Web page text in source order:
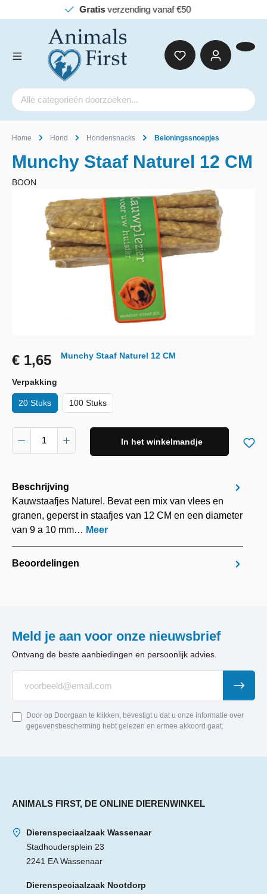
verzending vanaf €50
Home Hond Hondensnacks Beloningssnoepjes
Munchy Staaf Naturel 12 CM
BOON
€ 1,65 Munchy Staaf Naturel 12 CM
Verpakking
20 Stuks 100 Stuks
In het winkelmandje
Beschrijving
Kauwstaafjes Naturel. Bevat een mix van vlees en
granen, geperst in staafjes van 12 CM en een diameter
van 9 a 10 mm… Meer
Beoordelingen
Meld je aan voor onze nieuwsbrief
Ontvang de beste aanbiedingen en persoonlijk advies.
Door op Doorgaan te klikken, bevestigt u dat u onze informatie over
gegevensbescherming hebt gelezen en ermee akkoord gaat.
ANIMALS FIRST, DE ONLINE DIERENWINKEL
Dierenspeciaalzaak Wassenaar
Stadhoudersplein 23
2241 EA Wassenaar
Dierenspeciaalzaak Nootdorp